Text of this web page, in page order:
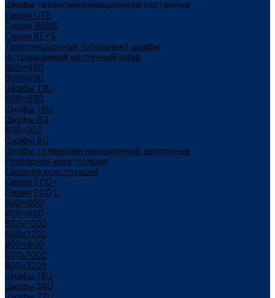
Шкафы телекоммуникационные настенные
Cерия LITE
Cерия BASIS
Cерия KEYS
Трехсекционные (откидные) шкафы
Встраиваемый настенный шкаф
600x450
600x600
Шкафы 12U
600x600
Шкафы 15U
Шкафы 6U
600x350
Шкафы 9U
Шкафы телекоммуникационные напольные
Разборная конструкция
Сварная конструкция
Серия ECO+
Серия ECO L
600x600
600x800
600х1000
600х1200
800x800
800х1000
800х1200
Шкафы 18U
Шкафы 24U